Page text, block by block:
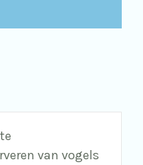
van vogels